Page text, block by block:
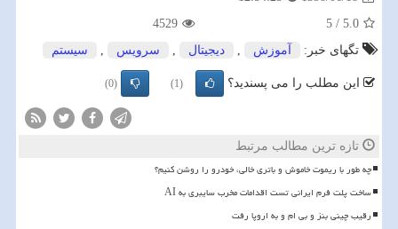
5.0
/
5
4529
تگهای خبر:
آموزش , دیجیتال , سرویس , سیستم
این مطلب را می پسندید؟ (1)
(0)
تازه ترین مطالب مرتبط
چه طور با ریموت خاموش و باتری خالی، خودرو را روشن کنیم؟
ساخت پلت فرم ایرانی تست اقدامات مخرب سایبری به AI
رقیب چینی بنز و بی ام و به اروپا رفت